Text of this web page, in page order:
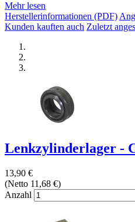
Mehr lesen
Herstellerinformationen (PDF)
Kunden kauften auch Zuletzt
Lenkzylinderlager -
13,90 €
(Netto 11,68 €)
Anzahl